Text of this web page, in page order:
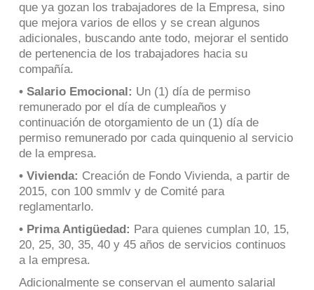
que ya gozan los trabajadores de la Empresa, sino
que mejora varios de ellos y se crean algunos
adicionales, buscando ante todo, mejorar el sentido
de pertenencia de los trabajadores hacia su
compañía.
• Salario Emocional: Un (1) día de permiso
remunerado por el día de cumpleaños y
continuación de otorgamiento de un (1) día de
permiso remunerado por cada quinquenio al servicio
de la empresa.
• Vivienda: Creación de Fondo Vivienda, a partir de
2015, con 100 smmlv y de Comité para
reglamentarlo.
• Prima Antigüedad: Para quienes cumplan 10, 15,
20, 25, 30, 35, 40 y 45 años de servicios continuos
a la empresa.
Adicionalmente se conservan el aumento salarial